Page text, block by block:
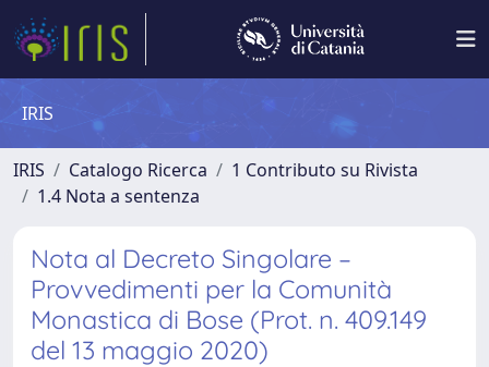
IRIS
IRIS Catalogo Ricerca
1 Contributo su Rivista
1.4 Nota a sentenza
Nota al Decreto Singolare –
Provvedimenti per la Comunità
Monastica di Bose (Prot. n. 409.149
del 13 maggio 2020)